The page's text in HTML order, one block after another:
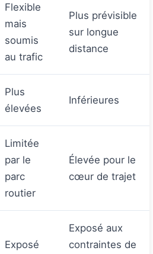
Flexible
mais
soumis
au trafic
Plus prévisible
sur longue
distance
Plus
élevées
Inférieures
Limitée
par le
parc
routier
Élevée pour le
cœur de trajet
Exposé
Exposé aux
contraintes de